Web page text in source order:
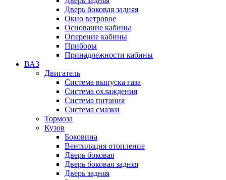
Дверь боковая задняя
Окно ветровое
Основание кабины
Оперение кабины
Приборы
Принадлежности кабины
ВАЗ
Двигатель
Система выпуска газа
Система охлаждения
Система питания
Система смазки
Тормоза
Кузов
Боковина
Вентиляция отопление
Дверь боковая
Дверь боковая задняя
Дверь задняя